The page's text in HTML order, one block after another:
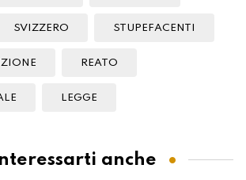
SVIZZERO STUPEFACENTI
REATO
LEGGE
anche